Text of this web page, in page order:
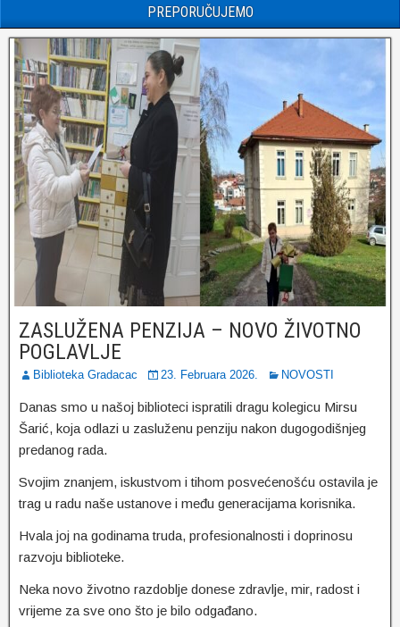
PREPORUČUJEMO
ZASLUŽENA PENZIJA – NOVO ŽIVOTNO
POGLAVLJE
Biblioteka Gradacac 23. Februara 2026. NOVOSTI
Danas smo u našoj biblioteci ispratili dragu kolegicu Mirsu
Šarić, koja odlazi u zasluženu penziju nakon dugogodišnjeg
predanog rada.
Svojim znanjem, iskustvom i tihom posvećenošću ostavila je
trag u radu naše ustanove i među generacijama korisnika.
Hvala joj na godinama truda, profesionalnosti i doprinosu
razvoju biblioteke.
Neka novo životno razdoblje donese zdravlje, mir, radost i
vrijeme za sve ono što je bilo odgađano.